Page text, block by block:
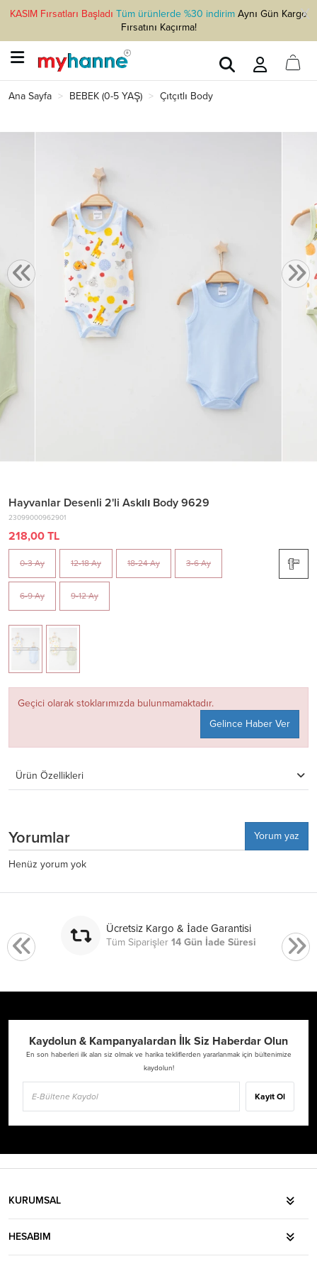
KASIM Fırsatları Başladı Tüm ürünlerde %30 indirimAynı Gün Kargo
Fırsatını Kaçırma!
Ana Sayfa BEBEK (0-5 YAŞ) Çıtçıtlı Body
Hayvanlar Desenli 2'li Askılı Body 9629
23099000962901
218,00 TL
0-3 Ay 12-18 Ay 18-24 Ay 3-6 Ay
6-9 Ay 9-12 Ay
Geçici olarak stoklarımızda bulunmamaktadır.
Gelince Haber Ver
Ürün Özellikleri
Yorumlar
Yorum yaz
Henüz yorum yok
Ücretsiz Kargo & İade Garantisi
Tüm Siparişler14 Gün İade Süresi
Kaydolun & Kampanyalardan İlk Siz Haberdar Olun
En son haberleri ilk alan siz olmak ve harika tekliflerden yararlanmak için bültenimize
kaydolun!
Kayıt Ol
KURUMSAL
HESABIM